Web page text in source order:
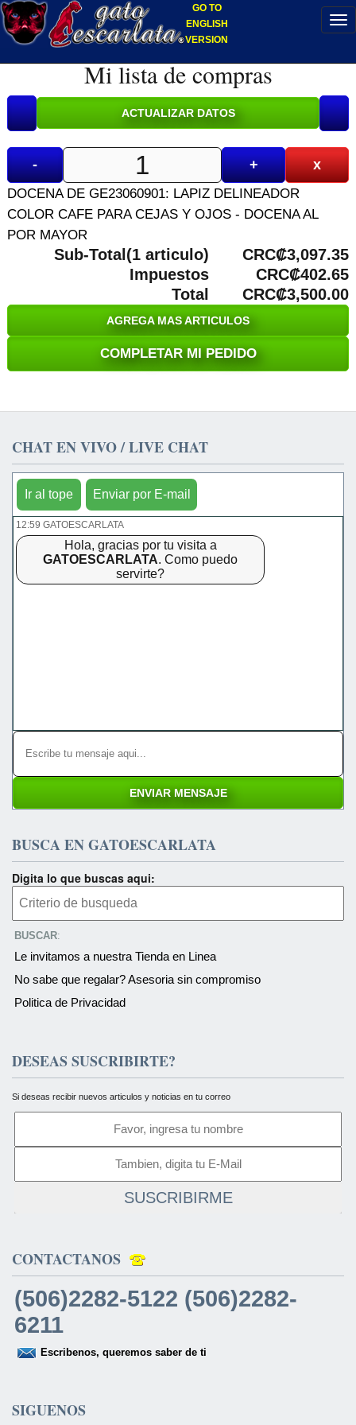
GO TO
ENGLISH
VERSION
Mi lista de compras
- + x
DOCENA DE GE23060901: LAPIZ DELINEADOR
COLOR CAFE PARA CEJAS Y OJOS - DOCENA AL
POR MAYOR
Sub-Total(1 articulo)
CRC₡3,097.35
Impuestos
CRC₡402.65
Total
CRC₡3,500.00
AGREGA MAS ARTICULOS
COMPLETAR MI PEDIDO
CHAT EN VIVO / LIVE CHAT
Ir al tope Enviar por E-mail
12:59 GATOESCARLATA
Hola, gracias por tu visita a
GATOESCARLATA. Como puedo
servirte?
BUSCA EN GATOESCARLATA
Digita lo que buscas aqui:
BUSCAR:
Le invitamos a nuestra Tienda en Linea
No sabe que regalar? Asesoria sin compromiso
Politica de Privacidad
DESEAS SUSCRIBIRTE?
Si deseas recibir nuevos articulos y noticias en tu correo
SUSCRIBIRME
CONTACTANOS
(506)2282-5122 (506)2282-
6211
Escribenos, queremos saber de ti
SIGUENOS